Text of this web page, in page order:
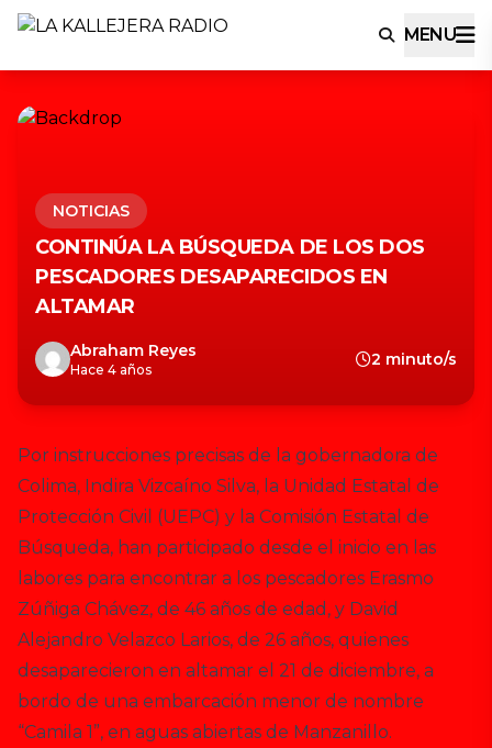
MENU
NOTICIAS
CONTINÚA LA BÚSQUEDA DE LOS DOS
PESCADORES DESAPARECIDOS EN
ALTAMAR
Abraham Reyes
Hace 4 años
2 minuto/s
Por instrucciones precisas de la gobernadora de
Colima, Indira Vizcaíno Silva, la Unidad Estatal de
Protección Civil (UEPC) y la Comisión Estatal de
Búsqueda, han participado desde el inicio en las
labores para encontrar a los pescadores Erasmo
Zúñiga Chávez, de 46 años de edad, y David
Alejandro Velazco Larios, de 26 años, quienes
desaparecieron en altamar el 21 de diciembre, a
bordo de una embarcación menor de nombre
“Camila 1”, en aguas abiertas de Manzanillo.